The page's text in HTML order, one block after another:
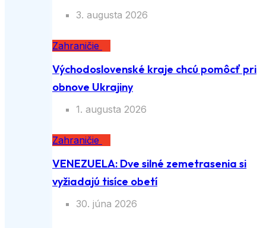
3. augusta 2026
Zahraničie
Východoslovenské kraje chcú pomôcť pri
obnove Ukrajiny
1. augusta 2026
Zahraničie
VENEZUELA: Dve silné zemetrasenia si
vyžiadajú tisíce obetí
30. júna 2026